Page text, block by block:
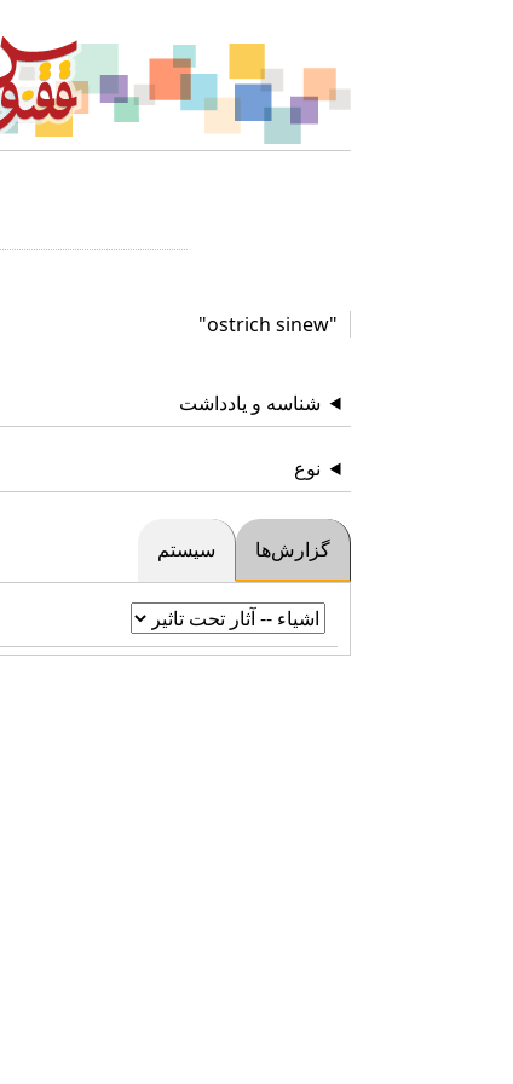
"ostrich sinew"
شناسه و یادداشت
نوع
گزارش‌ها سیستم